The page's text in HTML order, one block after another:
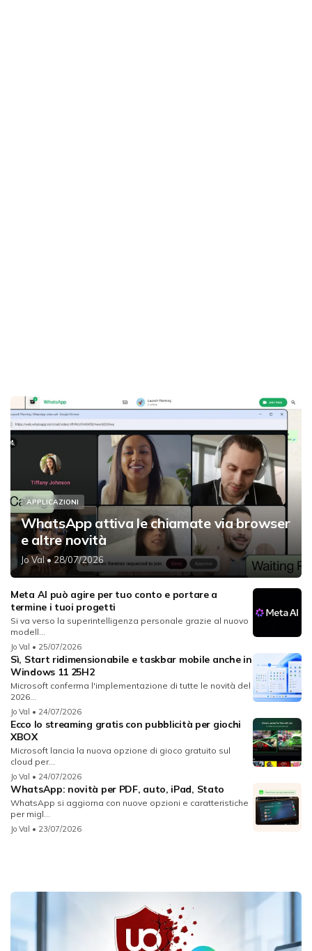
APPLICAZIONI
WhatsApp attiva le chiamate via browser
e altre novità
Jo Val• 28/07/2026
Meta AI può agire per tuo conto e portare a
termine i tuoi progetti
Si va verso la superintelligenza personale grazie al nuovo
modell...
Jo Val • 25/07/2026
Sì, Start ridimensionabile e taskbar mobile anche in
Windows 11 25H2
Microsoft conferma l'implementazione di tutte le novità del
2026...
Jo Val • 24/07/2026
Ecco lo streaming gratis con pubblicità per giochi
XBOX
Microsoft lancia la nuova opzione di gioco gratuito sul
cloud per...
Jo Val • 24/07/2026
WhatsApp: novità per PDF, auto, iPad, Stato
WhatsApp si aggiorna con nuove opzioni e caratteristiche
per migl...
Jo Val • 23/07/2026